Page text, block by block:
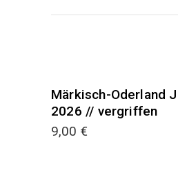
SOLD
Märkisch-Oderland
2026 // vergriffen
9,00 €